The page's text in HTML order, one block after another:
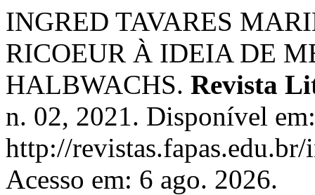
INGRED TAVARES
RICOEUR À IDEIA DE
HALBWACHS. Revista
n. 02, 2021. Disponível em:
http://
Acesso em: 6 ago. 2026.